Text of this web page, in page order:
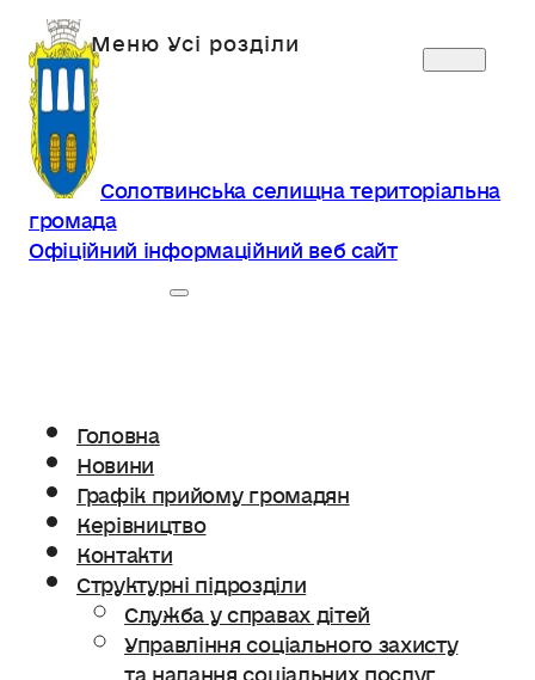
Солотвинська селищна територіальна
громада
Офіційний інформаційний веб сайт
Головна
Новини
Графік прийому громадян
Керівництво
Контакти
Структурні підрозділи
Служба у справах дітей
Управління соціального захисту
та надання соціальних послуг